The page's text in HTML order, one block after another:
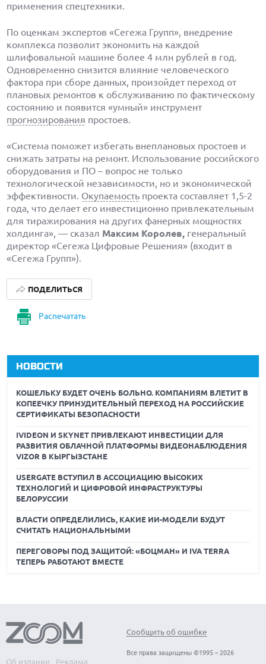
применения спецтехники.
По оценкам экспертов «Сегежа Групп», внедрение
комплекса позволит экономить на каждой
шлифовальной машине более 4 млн рублей в год.
Одновременно снизится влияние человеческого
фактора при сборе данных, произойдет переход от
плановых ремонтов к обслуживанию по фактическому
состоянию и появится «умный» инструмент
прогнозирования простоев.
«Система поможет избегать внеплановых простоев и
снижать затраты на ремонт. Использование российского
оборудования и ПО – вопрос не только
технологической независимости, но и экономической
эффективности. Окупаемость проекта составляет 1,5-2
года, что делает его инвестиционно привлекательным
для тиражирования на других фанерных мощностях
холдинга», — сказал Максим Королев, генеральный
директор «Сегежа Цифровые Решения» (входит в
«Сегежа Групп»).
Распечатать
ПОДЕЛИТЬСЯ
НОВОСТИ
КОШЕЛЬКУ БУДЕТ ОЧЕНЬ БОЛЬНО. КОМПАНИЯМ ВЛЕТИТ В
КОПЕЕЧКУ ПРИНУДИТЕЛЬНЫЙ ПЕРЕХОД НА РОССИЙСКИЕ
СЕРТИФИКАТЫ БЕЗОПАСНОСТИ
IVIDEON И SKYNET ПРИВЛЕКАЮТ ИНВЕСТИЦИИ ДЛЯ
РАЗВИТИЯ ОБЛАЧНОЙ ПЛАТФОРМЫ ВИДЕОНАБЛЮДЕНИЯ
VIZOR В КЫРГЫЗСТАНЕ
USERGATE ВСТУПИЛ В АССОЦИАЦИЮ ВЫСОКИХ
ТЕХНОЛОГИЙ И ЦИФРОВОЙ ИНФРАСТРУКТУРЫ
БЕЛОРУССИИ
ВЛАСТИ ОПРЕДЕЛИЛИСЬ, КАКИЕ ИИ-МОДЕЛИ БУДУТ
СЧИТАТЬ НАЦИОНАЛЬНЫМИ
ПЕРЕГОВОРЫ ПОД ЗАЩИТОЙ: «БОЦМАН» И IVA TERRA
ТЕПЕРЬ РАБОТАЮТ ВМЕСТЕ
Об издании Реклама
Сообщить об ошибке
Все права защищены ©1995 – 2026